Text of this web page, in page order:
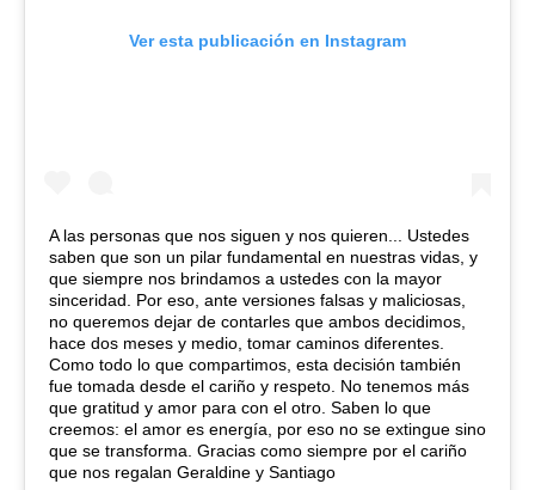
Ver esta publicación en Instagram
A las personas que nos siguen y nos quieren... Ustedes
saben que son un pilar fundamental en nuestras vidas, y
que siempre nos brindamos a ustedes con la mayor
sinceridad. Por eso, ante versiones falsas y maliciosas,
no queremos dejar de contarles que ambos decidimos,
hace dos meses y medio, tomar caminos diferentes.
Como todo lo que compartimos, esta decisión también
fue tomada desde el cariño y respeto. No tenemos más
que gratitud y amor para con el otro. Saben lo que
creemos: el amor es energía, por eso no se extingue sino
que se transforma. Gracias como siempre por el cariño
que nos regalan Geraldine y Santiago